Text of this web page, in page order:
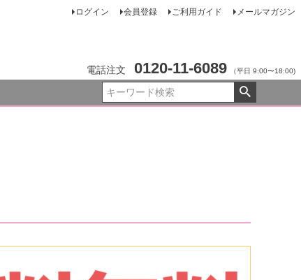
ログイン 会員登録 ご利用ガイド メールマガジン
電話注文 0120-11-6089 （平日 9:00〜18:00)